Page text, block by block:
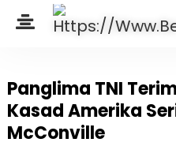
Panglima TNI
Kasad Amerika
McConville